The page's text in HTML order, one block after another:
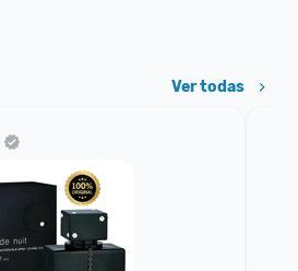
Ver todas